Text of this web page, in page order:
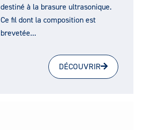
destiné à la brasure ultrasonique.
Ce fil dont la composition est
brevetée...
DÉCOUVRIR